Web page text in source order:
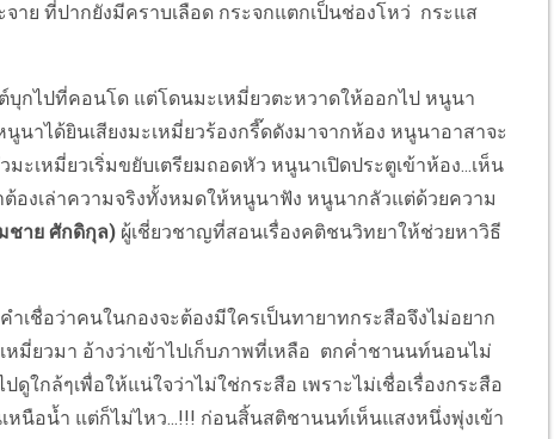
าย ที่ปากยังมีคราบเลือด กระจกแตกเป็นช่องโหว่ กระแส
ปที่คอนโด แต่โดนมะเหมี่ยวตะหวาดให้ออกไป หนูนา
าได้ยินเสียงมะเหมี่ยวร้องกรี๊ดดังมาจากห้อง หนูนาอาสาจะ
ะเหมี่ยวเริ่มขยับเตรียมถอดหัว หนูนาเปิดประตูเข้าห้อง...เห็น
องเล่าความจริงทั้งหมดให้หนูนาฟัง หนูนากลัวแต่ด้วยความ
ชาย ศักดิกุล) ผู้เชี่ยวชาญที่สอนเรื่องคติชนวิทยาให้ช่วยหาวิธี
ว่าคนในกองจะต้องมีใครเป็นทายาทกระสือจึงไม่อยาก
มี่ยวมา อ้างว่าเข้าไปเก็บภาพที่เหลือ ตกค่ำชานนท์นอนไม่
ดูใกล้ๆเพื่อให้แน่ใจว่าไม่ใช่กระสือ เพราะไม่เชื่อเรื่องกระสือ
นือน้ำ แต่ก็ไม่ไหว...!!! ก่อนสิ้นสติชานนท์เห็นแสงหนึ่งพุ่งเข้า